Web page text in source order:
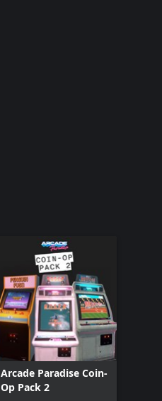
Arcade Paradise Coin-
Op Pack 2